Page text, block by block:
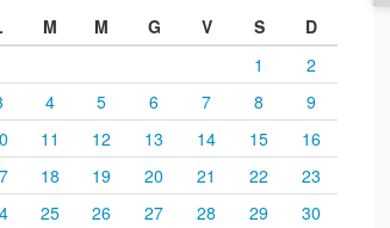
M M G V S
D
1
2
4 5 6 7 8
9
11 12 13 14 15
16
18 19 20 21 22
23
25 26 27 28 29
30